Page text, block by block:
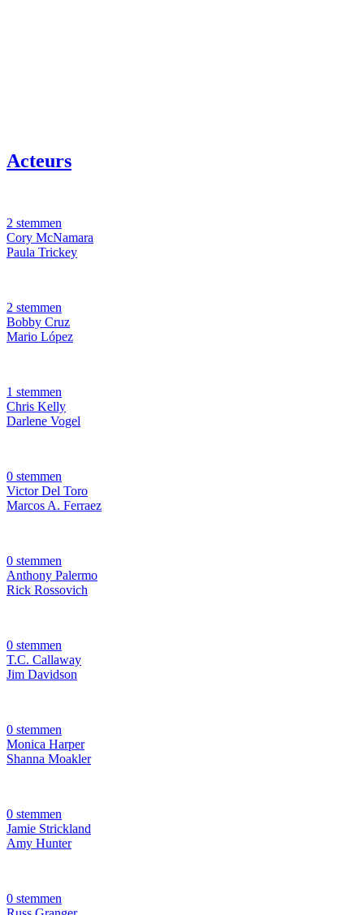
Acteurs
2 stemmen
Cory McNamara
Paula Trickey
2 stemmen
Bobby Cruz
Mario López
1 stemmen
Chris Kelly
Darlene Vogel
0 stemmen
Victor Del Toro
Marcos A. Ferraez
0 stemmen
Anthony Palermo
Rick Rossovich
0 stemmen
T.C. Callaway
Jim Davidson
0 stemmen
Monica Harper
Shanna Moakler
0 stemmen
Jamie Strickland
Amy Hunter
0 stemmen